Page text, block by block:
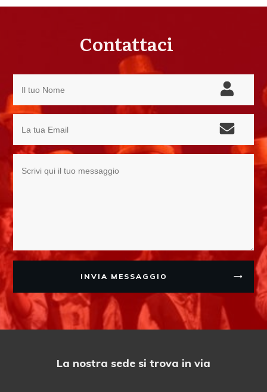
Contattaci
INVIA MESSAGGIO
La nostra sede si trova in via